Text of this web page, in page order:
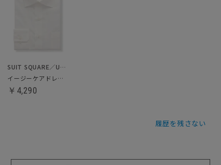
SUIT SQUARE／UNIVERSAL LANGUAGE
イージーケアドレスシャツ
￥4,290
履歴を残さない